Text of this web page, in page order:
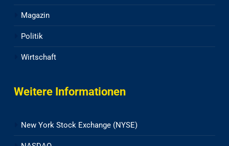
Magazin
Politik
Wirtschaft
Weitere Informationen
New York Stock Exchange (NYSE)